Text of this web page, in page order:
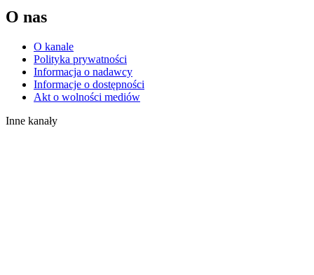
O nas
O kanale
Polityka prywatności
Informacja o nadawcy
Informacje o dostępności
Akt o wolności mediów
Inne kanały